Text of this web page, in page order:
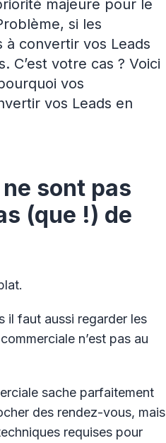
majeure pour le
si les
convertir vos Leads
C’est votre cas ? Voici
vos
vos Leads en
sont pas
(que !) de
il faut aussi regarder les
n’est pas au
sache parfaitement
des rendez-vous, mais
requises pour